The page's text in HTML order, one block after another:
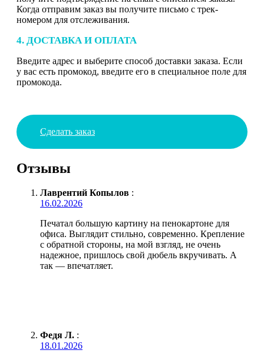
Когда отправим заказ вы получите письмо с трек-
номером для отслеживания.
4. ДОСТАВКА И ОПЛАТА
Введите адрес и выберите способ доставки заказа. Если
у вас есть промокод, введите его в специальное поле для
промокода.
Сделать заказ
Отзывы
Лаврентий Копылов :
16.02.2026
Печатал большую картину на пенокартоне для
офиса. Выглядит стильно, современно. Крепление
с обратной стороны, на мой взгляд, не очень
надежное, пришлось свой дюбель вкручивать. А
так — впечатляет.
Федя Л. :
18.01.2026